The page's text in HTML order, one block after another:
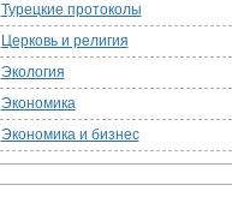
Турецкие протоколы
Церковь и религия
Экология
Экономика
Экономика и бизнес